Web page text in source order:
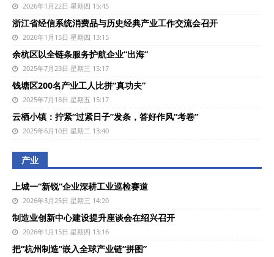
2026年1月22日 星期四 15:45
浙江省经信系统消费品与历史经典产业工作交流会召开
2026年1月15日 星期四 13:15
余杭区以全链条服务护航企业“出海”
2025年7月23日 星期三 15:17
钱塘区200名产业工人比拼“真功夫”
2025年7月18日 星期五 15:17
云栖小镇：拧紧“过紧日子”发条，答好作风“考卷”
2025年6月10日 星期二 13:40
产业
上城一“新锐”企业深耕工业巡检赛道
2026年3月25日 星期三 14:20
制造业创新中心建设提升座谈会在绍兴召开
2026年1月15日 星期四 13:16
把“杭州制造”嵌入全球产业链“拼图”